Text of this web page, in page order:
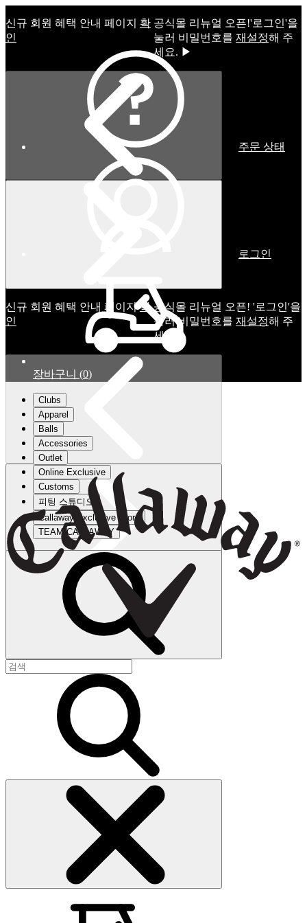
신규 회원 혜택 안내 페이지 확
인
공식몰 리뉴얼 오픈!ㅤ'로그인'을
눌러 비밀번호를 재설정해 주
세요. ▶
신규 회원 혜택 안내 페이지확
인
공식몰 리뉴얼 오픈! '로그인'을
눌러 비밀번호를 재설정해 주
세요.
주문 상태
로그인
장바구니 (0)
Clubs
Apparel
Balls
Accessories
Outlet
Online Exclusive
Customs
피팅 스튜디오
Callaway Exclusive Store
TEAM CALLAWAY